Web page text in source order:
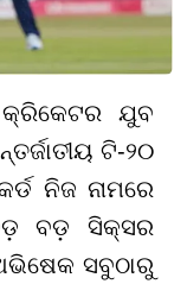
କ୍ରିକେଟର ଯୁବ
ଟି-୨୦
ନିଜ ନାମରେ
ବଡ଼ ସିକ୍ସର
ସବୁଠାରୁ